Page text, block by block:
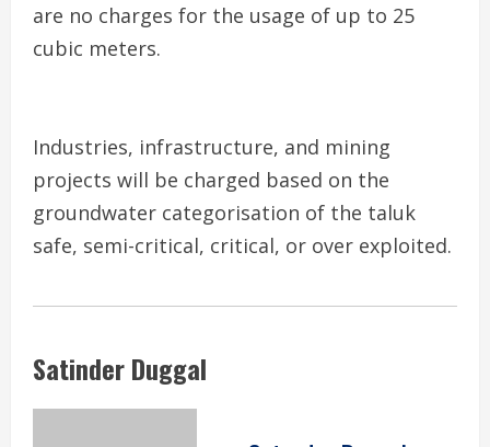
are no charges for the usage of up to 25
cubic meters.
Industries, infrastructure, and mining
projects will be charged based on the
groundwater categorisation of the taluk
safe, semi-critical, critical, or over exploited.
Satinder Duggal